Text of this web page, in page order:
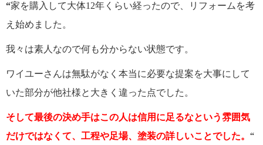
“家を購入して大体12年くらい経ったので、リフォームを考
え始めました。
我々は素人なので何も分からない状態です。
ワイユーさんは無駄がなく本当に必要な提案を大事にして
いた部分が他社様と大きく違った点でした。
そして最後の決め手はこの人は信用に足るなという雰囲気
だけではなくて、工程や足場、塗装の詳しいことでした。 “